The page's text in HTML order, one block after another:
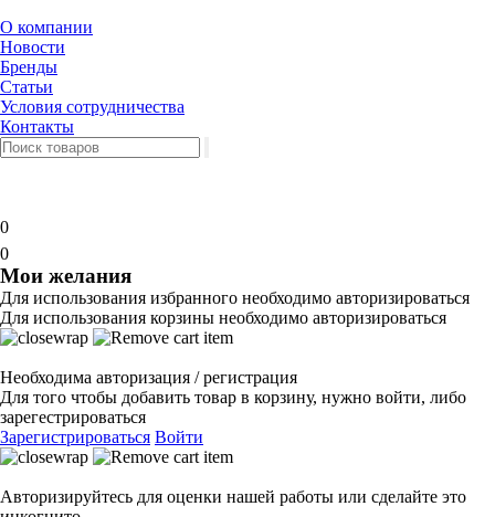
О компании
Новости
Бренды
Статьи
Условия сотрудничества
Контакты
0
0
Мои желания
Для использования избранного необходимо авторизироваться
Для использования корзины необходимо авторизироваться
Необходима авторизация / регистрация
Для того чтобы добавить товар в корзину, нужно войти, либо
зарегестрироваться
Зарегистрироваться Войти
Авторизируйтесь для оценки нашей работы или сделайте это